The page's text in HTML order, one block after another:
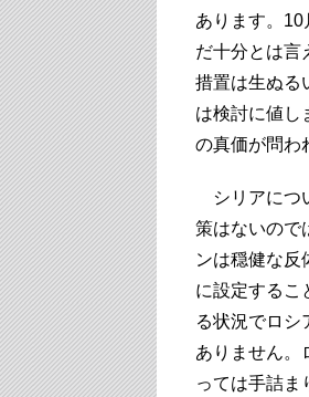
あります。10
だ十分とは言
措置は生ぬる
は検討に値し
の真価が問わ
シリアにつ
策はないので
ンは穏健な反
に設定するこ
る状況でロシ
ありません。
っては手詰ま